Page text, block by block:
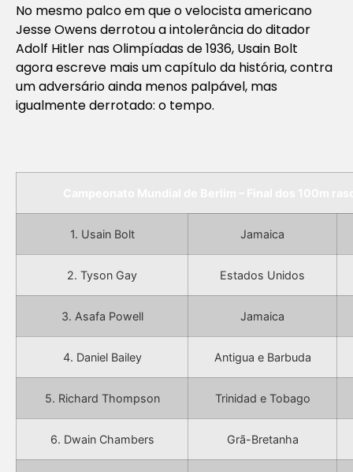
No mesmo palco em que o velocista americano
Jesse Owens derrotou a intolerância do ditador
Adolf Hitler nas Olimpíadas de 1936, Usain Bolt
agora escreve mais um capítulo da história, contra
um adversário ainda menos palpável, mas
igualmente derrotado: o tempo.
1. Usain Bolt Jamaica
2. Tyson Gay Estados Unidos
3. Asafa Powell Jamaica
4. Daniel Bailey Antigua e Barbuda
5. Richard Thompson Trinidad e Tobago
6. Dwain Chambers Grã-Bretanha